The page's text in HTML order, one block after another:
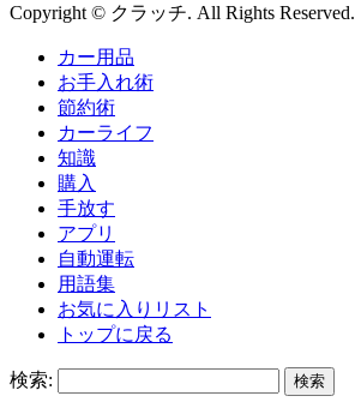
Copyright © クラッチ. All Rights Reserved.
カー用品
お手入れ術
節約術
カーライフ
知識
購入
手放す
アプリ
自動運転
用語集
お気に入りリスト
トップに戻る
検索: